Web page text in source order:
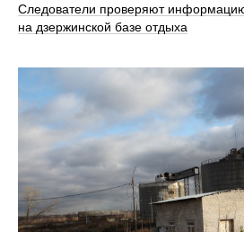
Следователи проверяют
на дзержинской базе отдыха